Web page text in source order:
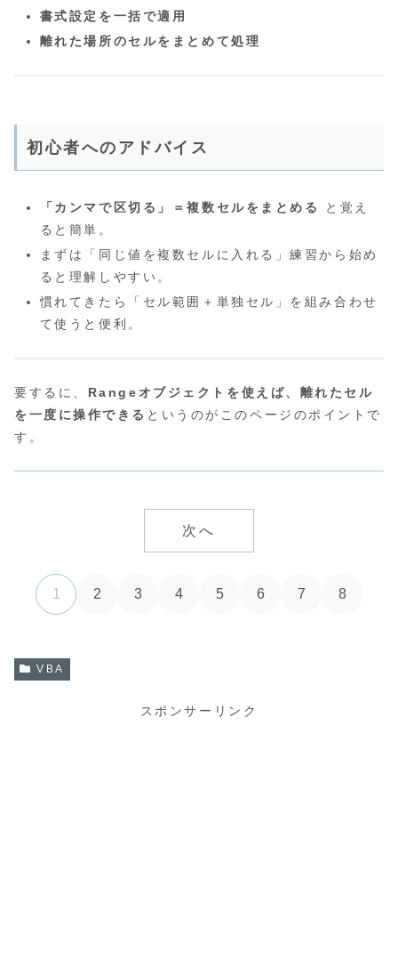
書式設定を一括で適用
離れた場所のセルをまとめて処理
初心者へのアドバイス
「カンマで区切る」＝複数セルをまとめる
と覚え
ると簡単。
まずは「同じ値を複数セルに入れる」練習から始め
ると理解しやすい。
慣れてきたら「セル範囲＋単独セル」を組み合わせ
て使うと便利。
要するに、 Rangeオブジェクトを使えば、離れたセル
を一度に操作できる というのがこのページのポイントで
す。
次へ
1 2 3 4 5 6 7 8
VBA
スポンサーリンク